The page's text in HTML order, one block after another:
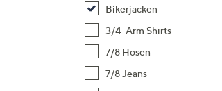
Bikerjacken
3/4-Arm Shirts
7/8 Hosen
7/8 Jeans